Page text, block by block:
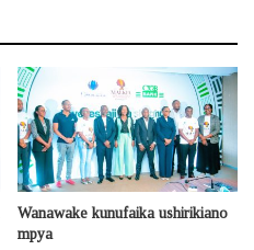
Wanawake kunufaika ushirikiano
mpya